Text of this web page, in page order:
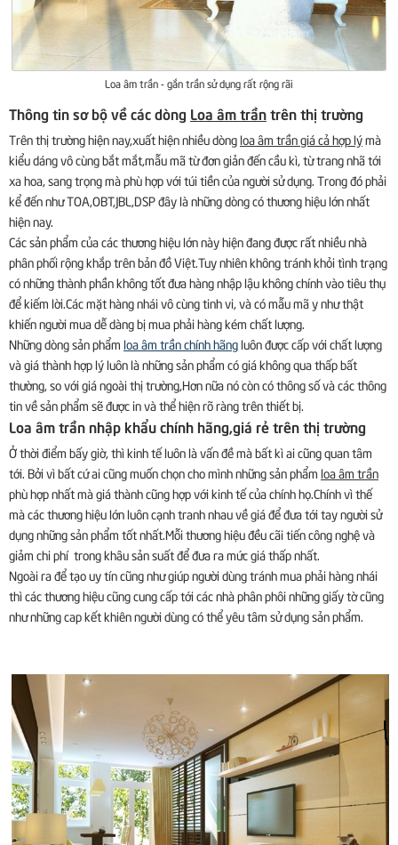
Loa âm trần - gắn trần sử dụng rất rộng rãi
Thông tin sơ bộ về các dòng Loa âm trầntrên thị trường
Trên thị trường hiện nay,xuất hiện nhiều dòngloa âm trần giá cả hợp lýmà
kiểu dáng vô cùng bắt mắt,mẫu mã từ đơn giản đến cầu kì, từ trang nhã tới
xa hoa, sang trọng mà phù hợp với túi tiền của người sử dụng. Trong đó phải
kể đến như TOA,OBT,JBL,DSP đây là những dòng có thương hiệu lớn nhất
hiện nay.
Các sản phẩm của các thương hiệu lớn này hiện đang được rất nhiều nhà
phân phối rộng khắp trên bản đồ Việt.Tuy nhiên không tránh khỏi tình trạng
có những thành phần không tốt đưa hàng nhập lậu không chính vào tiêu thụ
để kiếm lời.Các mặt hàng nhái vô cùng tinh vi, và có mẫu mã y như thật
khiến người mua dễ dàng bị mua phải hàng kém chất lượng.
Những dòng sản phẩm loa âm trần chính hãngluôn được cấp với chất lượng
và giá thành hợp lý luôn là những sản phẩm có giá không qua thấp bất
thường, so với giá ngoài thị trường,Hơn nữa nó còn có thông số và các thông
tin về sản phẩm sẽ được in và thể hiện rõ ràng trên thiết bị.
Loa âm trần nhập khẩu chính hãng,giá rẻ trên thị trường
Ở thời điểm bấy giờ, thì kinh tế luôn là vấn đề mà bất kì ai cũng quan tâm
tới. Bởi vì bất cứ ai cũng muốn chọn cho mình những sản phẩm loa âm trần
phù hợp nhất mà giá thành cũng hợp với kinh tế của chính họ.Chính vì thế
mà các thương hiệu lớn luôn cạnh tranh nhau về giá để đưa tới tay người sử
dụng những sản phẩm tốt nhất.Mỗi thương hiệu đều cãi tiến công nghệ và
giảm chi phí trong khâu sản suất để đưa ra mức giá thấp nhất.
Ngoài ra để tạo uy tín cũng như giúp người dùng tránh mua phải hàng nhái
thì các thương hiệu cũng cung cấp tới các nhà phân phôi những giấy tờ cũng
như những cap kết khiên người dùng có thể yêu tâm sử dụng sản phẩm.